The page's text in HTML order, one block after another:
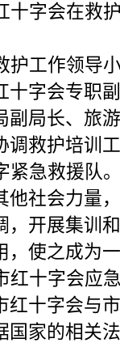
字会在救
工作领导
十字会专职
副局长、旅
调救护培训
急救援队
他社会力量
，开展集训
，使之成为
十字会应急
红十字会与
国家的相关